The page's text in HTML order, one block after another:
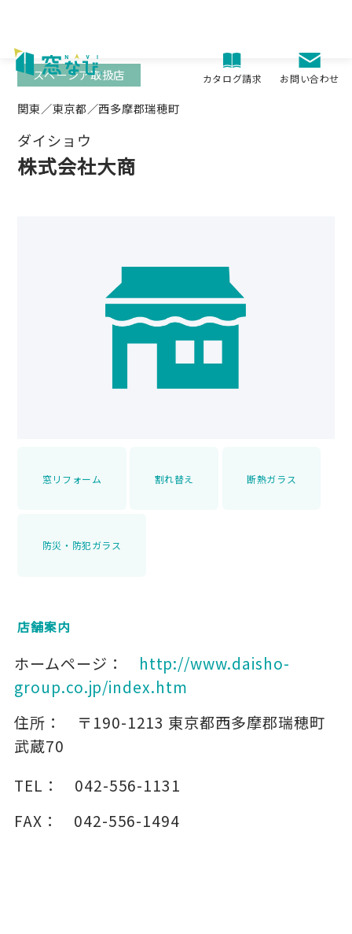
content
カタログ請求 お問い合わせ
関東／東京都／西多摩郡瑞穂町
ダイショウ
株式会社大商
スペーシア取扱店
窓リフォーム 割れ替え 断熱ガラス
防災・防犯ガラス
店舗案内
ホームページ：
http://www.daisho-
group.co.jp/index.htm
住所：
〒190-1213 東京都西多摩郡瑞穂町
武蔵70
TEL：
042-556-1131
FAX：
042-556-1494